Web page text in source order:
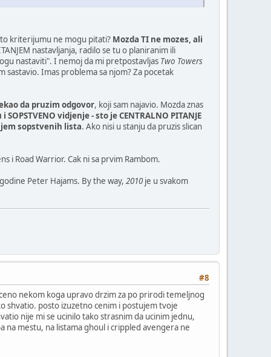
to kriterijumu ne mogu pitati? Mozda TI ne mozes, ali
nastavljanja, radilo se tu o planiranim ili
nastaviti". I nemoj da mi pretpostavljas Two Towers
sastavio. Imas problema sa njom? Za pocetak
da pruzim odgovor, koji sam najavio. Mozda znas
vidjenje - sto je CENTRALNO PITANJE
sopstvenih lista. Ako nisi u stanju da pruzis slican
i Road Warrior. Cak ni sa prvim Rambom.
Peter Hajams. By the way, 2010 je u svakom
#8
nekom koga upravo drzim za po prirodi temeljnog
shvatio. posto izuzetno cenim i postujem tvoje
nije mi se ucinilo tako strasnim da ucinim jednu,
na mestu, na listama ghoul i crippled avengera ne